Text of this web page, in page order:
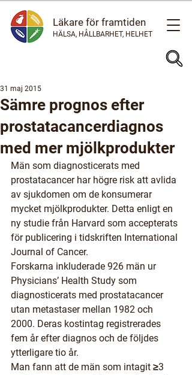
Läkare för framtiden
HÄLSA, HÅLLBARHET, HELHET
Sämre prognos efter
prostatacancerdiagnos
med mer mjölkprodukter
31 maj 2015
Män som diagnosticerats med
prostatacancer har högre risk att avlida
av sjukdomen om de konsumerar
mycket mjölkprodukter. Detta enligt en
ny studie från Harvard som accepterats
för publicering i tidskriften International
Journal of Cancer.
Forskarna inkluderade 926 män ur
Physicians’ Health Study som
diagnosticerats med prostatacancer
utan metastaser mellan 1982 och
2000. Deras kostintag registrerades
fem år efter diagnos och de följdes
ytterligare tio år.
Man fann att de män som intagit ≥3